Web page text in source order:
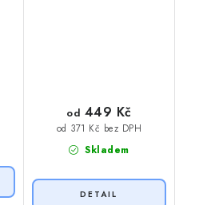
Skladem
od 371 Kč bez DPH
od 449 Kč